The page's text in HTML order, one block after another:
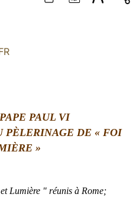
中文
PAUL VI
PÈLERINAGE DE « FOI
»
Lumière " réunis à Rome;